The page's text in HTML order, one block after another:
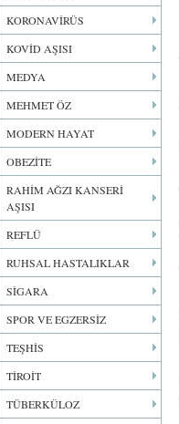
KORONAVİRÜS
KOVİD AŞISI
MEDYA
MEHMET ÖZ
MODERN HAYAT
OBEZİTE
RAHİM AĞZI KANSERİ
AŞISI
REFLÜ
RUHSAL HASTALIKLAR
SİGARA
SPOR VE EGZERSİZ
TEŞHİS
TİROİT
TÜBERKÜLOZ